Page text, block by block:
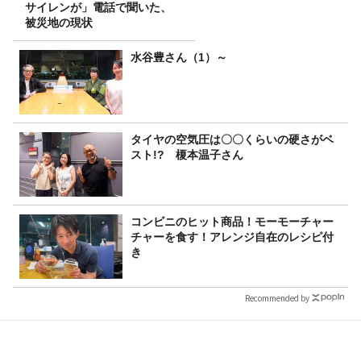
サイレンが」電話で聞いた、
被災地の現状
水谷豊さん（1）～
タイヤの空気圧は〇〇くらいの硬さがベ
スト!? 榎本温子さん
コンビニのヒット商品！モーモーチャー
チャーを食す！アレンジ自在のレシピ付
き
Recommended by